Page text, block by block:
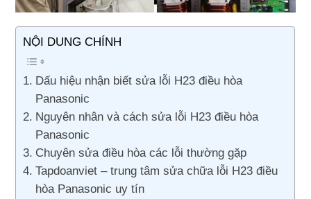
NỘI DUNG CHÍNH
Dấu hiệu nhận biết sửa lỗi H23 điều hòa
Panasonic
Nguyên nhân và cách sửa lỗi H23 điều hòa
Panasonic
Chuyên sửa điều hòa các lỗi thường gặp
Tapdoanviet – trung tâm sửa chữa lỗi H23 điều
hòa Panasonic uy tín